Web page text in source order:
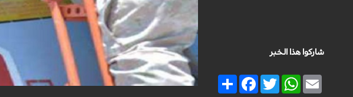
شاركوا هذا الخبر
Share
FacebookTwitter
WhatsAppEmail